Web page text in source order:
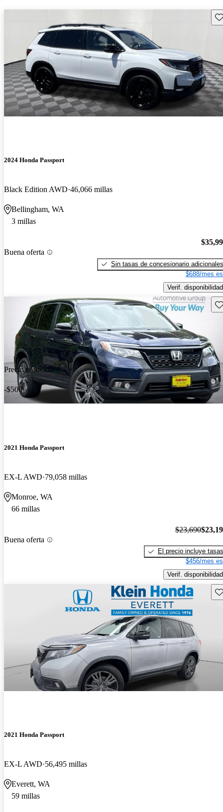
2024 Honda Passport
Black Edition AWD 46,066 millas
Bellingham, WA
3 millas
Buena oferta
Sin tasas de concesionario adicionales
$688/mes
Verif. disponibilidad
Precio reducido
-$500
2021 Honda Passport
EX-L AWD 79,058 millas
Monroe, WA
66 millas
Buena oferta
$23,690
El precio incluye tasas
$456/mes
Verif. disponibilidad
2021 Honda Passport
EX-L AWD 56,495 millas
Everett, WA
59 millas